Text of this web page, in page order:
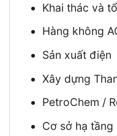
Khai thác và
Hàng không
Sản xuất điện
Xây dựng
PetroChem /
Cơ sở hạ tầng